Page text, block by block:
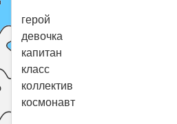
герой
девочка
капитан
класс
коллектив
космонавт